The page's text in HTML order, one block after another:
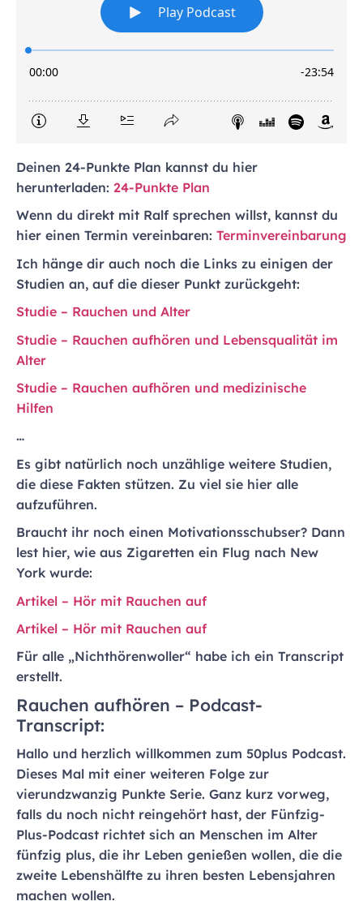
Deinen 24-Punkte Plan kannst du hier
herunterladen: 24-Punkte Plan
Wenn du direkt mit Ralf sprechen willst, kannst du
hier einen Termin vereinbaren: Terminvereinbarung
Ich hänge dir auch noch die Links zu einigen der
Studien an, auf die dieser Punkt zurückgeht:
Studie – Rauchen und Alter
Studie – Rauchen aufhören und Lebensqualität im
Alter
Studie – Rauchen aufhören und medizinische
Hilfen
…
Es gibt natürlich noch unzählige weitere Studien,
die diese Fakten stützen. Zu viel sie hier alle
aufzuführen.
Braucht ihr noch einen Motivationsschubser? Dann
lest hier, wie aus Zigaretten ein Flug nach New
York wurde:
Artikel – Hör mit Rauchen auf
Artikel – Hör mit Rauchen auf
Für alle „Nichthörenwoller“ habe ich ein Transcript
erstellt.
Rauchen aufhören – Podcast-
Transcript:
Hallo und herzlich willkommen zum 50plus Podcast.
Dieses Mal mit einer weiteren Folge zur
vierundzwanzig Punkte Serie. Ganz kurz vorweg,
falls du noch nicht reingehört hast, der Fünfzig-
Plus-Podcast richtet sich an Menschen im Alter
fünfzig plus, die ihr Leben genießen wollen, die die
zweite Lebenshälfte zu ihren besten Lebensjahren
machen wollen.